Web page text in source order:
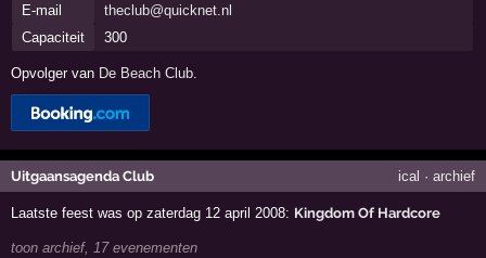
E-mail
theclub@quicknet.nl
Capaciteit
300
Opvolger van De Beach Club.
Uitgaansagenda Club ical · archief
Laatste feest was op zaterdag 12 april 2008: Kingdom Of Hardcore
toon archief, 17 evenementen